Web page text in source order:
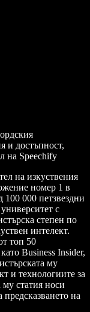
и достъпност,
на Speechify
на изкуствения
номер 1 в
100 000 петзвездни
с
степен по
интелект.
топ 50
Business Insider,
му
и технологиите за
му статия носи
на